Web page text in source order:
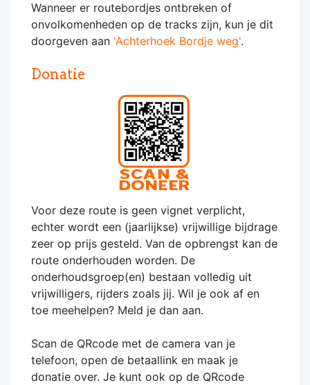
Wanneer er routebordjes ontbreken of
onvolkomenheden op de tracks zijn, kun je dit
doorgeven aan 'Achterhoek Bordje weg'.
Donatie
Voor deze route is geen vignet verplicht,
echter wordt een (jaarlijkse) vrijwillige bijdrage
zeer op prijs gesteld. Van de opbrengst kan de
route onderhouden worden. De
onderhoudsgroep(en) bestaan volledig uit
vrijwilligers, rijders zoals jij. Wil je ook af en
toe meehelpen? Meld je dan aan.
Scan de QRcode met de camera van je
telefoon, open de betaallink en maak je
donatie over. Je kunt ook op de QRcode